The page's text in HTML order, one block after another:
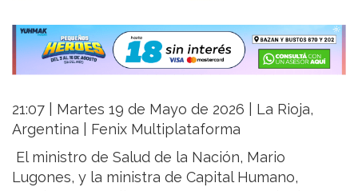
21:07 | Martes 19 de Mayo de 2026 | La Rioja,
Argentina | Fenix Multiplataforma
El ministro de Salud de la Nación, Mario
Lugones, y la ministra de Capital Humano,